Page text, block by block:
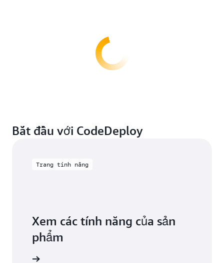
Bắt đầu với CodeDeploy
Trang tính năng
Xem các tính năng của sản
phẩm